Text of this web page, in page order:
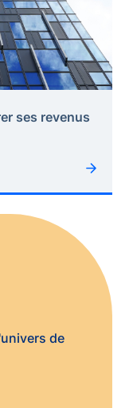
ses revenus
de